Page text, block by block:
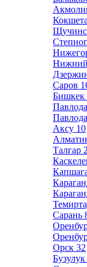
Саров
Бишкек
Аксу 10
Талгар
Сарань
Орск 32
Бузулук